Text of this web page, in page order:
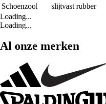
Schoenzool
slijtvast rubber
Loading...
Loading...
Al onze merken